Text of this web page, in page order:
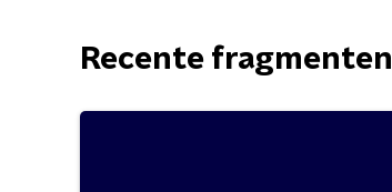
Recente fragmenten